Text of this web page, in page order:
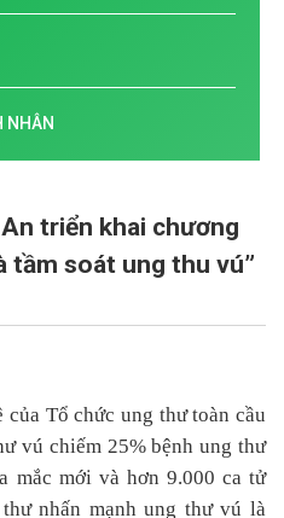
NHÂN
triển khai chương
tầm soát ung thu vú”
Tổ chức ung thư toàn cầu
vú chiếm 25% bệnh ung thư
mắc mới và hơn 9.000 ca tử
nhấn mạnh ung thư vú là